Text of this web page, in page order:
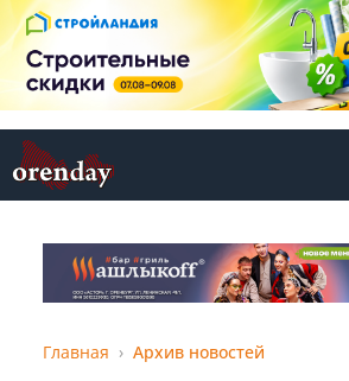
Главная Архив новостей